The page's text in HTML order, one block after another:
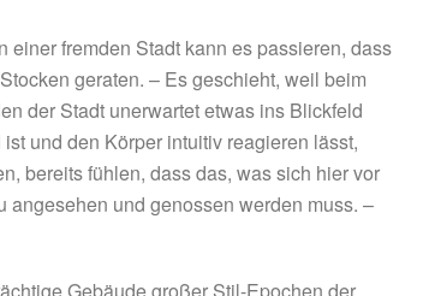
einer fremden Stadt kann es passieren, dass
geraten. – Es geschieht, weil beim
der Stadt unerwartet etwas ins Blickfeld
und den Körper intuitiv reagieren lässt,
bereits fühlen, dass das, was sich hier vor
angesehen und genossen werden muss. –